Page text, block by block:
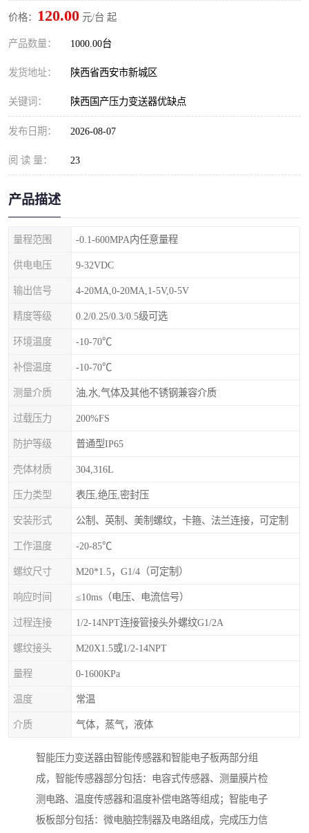
价格： 120.00 元/台 起
产品数量： 1000.00台
发货地址： 陕西省西安市新城区
关键词： 陕西国产压力变送器优缺点
发布日期： 2026-08-07
阅 读 量： 23
产品描述
量程范围 -0.1-600MPA内任意量程
供电电压 9-32VDC
输出信号 4-20MA,0-20MA,1-5V,0-5V
精度等级 0.2/0.25/0.3/0.5级可选
环境温度 -10-70℃
补偿温度 -10-70℃
测量介质 油,水,气体及其他不锈钢兼容介质
过载压力 200%FS
防护等级 普通型IP65
壳体材质 304,316L
压力类型 表压,绝压,密封压
安装形式 公制、英制、美制螺纹，卡箍、法兰连接，可定制
工作温度 -20-85℃
螺纹尺寸 M20*1.5，G1/4（可定制）
响应时间 ≤10ms（电压、电流信号）
过程连接 1/2-14NPT连接管接头外螺纹G1/2A
螺纹接头 M20X1.5或1/2-14NPT
量程 0-1600KPa
温度 常温
介质 气体，蒸气，液体
智能压力变送器由智能传感器和智能电子板两部分组
成，智能传感器部分包括：电容式传感器、测量膜片检
测电路、温度传感器和温度补偿电路等组成；智能电子
板板部分包括：微电脑控制器及电路组成，完成压力信